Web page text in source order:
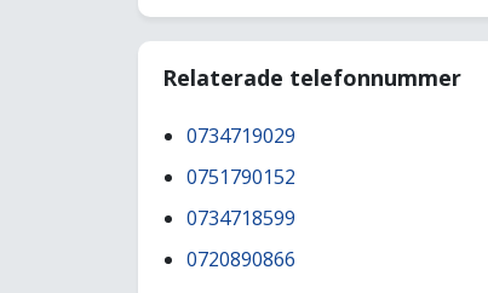
Relaterade telefonnummer
0734719029
0751790152
0734718599
0720890866